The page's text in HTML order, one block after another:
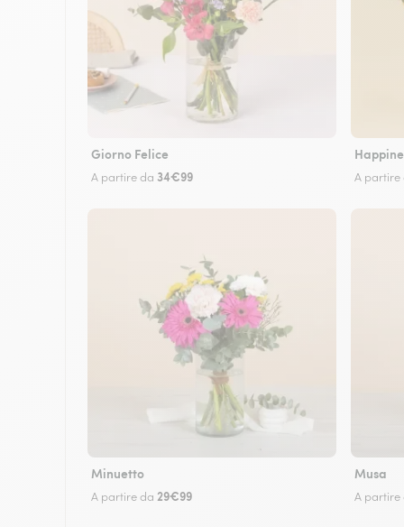
Giorno Felice
A partire da 34€99 A
Minuetto
A partire da 29€99
Musa
A